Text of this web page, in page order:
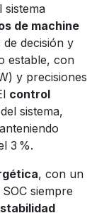
sistema
de machine
decisión y
estable, con
y precisiones
control
sistema,
3 %.
, con un
siempre